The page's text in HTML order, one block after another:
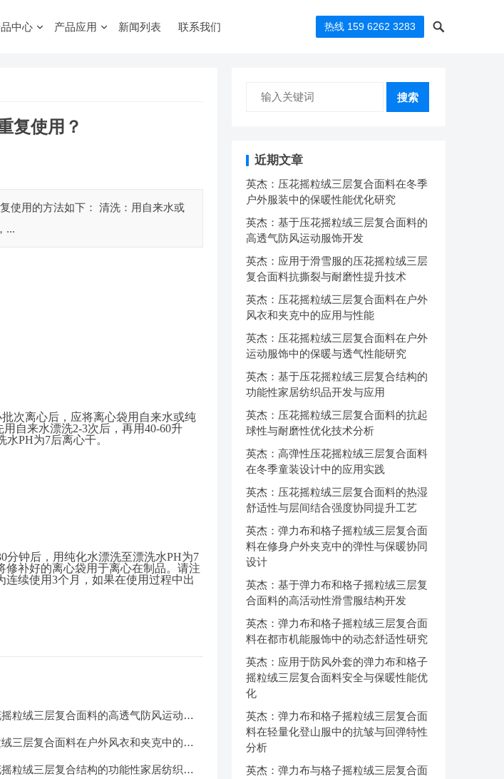
中心 产品应用 新闻列表 联系我们 热线 159 6262 3283
复使用？
使用的方法如下： 清洗：用自来水或
...
次离心后，应将离心袋用自来水或纯
自来水漂洗2-3次后，再用40-60升
PH为7后离心干。
分钟后，用纯化水漂洗至漂洗水PH为7
补好的离心袋用于离心在制品。请注
续使用3个月，如果在使用过程中出
粒绒三层复合面料的高透气防风运动服
三层复合面料在户外风衣和夹克中的应
粒绒三层复合结构的功能性家居纺织品
搜索
近期文章
英杰：压花摇粒绒三层复合面料在冬季
户外服装中的保暖性能优化研究
英杰：基于压花摇粒绒三层复合面料的
高透气防风运动服饰开发
英杰：应用于滑雪服的压花摇粒绒三层
复合面料抗撕裂与耐磨性提升技术
英杰：压花摇粒绒三层复合面料在户外
风衣和夹克中的应用与性能
英杰：压花摇粒绒三层复合面料在户外
运动服饰中的保暖与透气性能研究
英杰：基于压花摇粒绒三层复合结构的
功能性家居纺织品开发与应用
英杰：压花摇粒绒三层复合面料的抗起
球性与耐磨性优化技术分析
英杰：高弹性压花摇粒绒三层复合面料
在冬季童装设计中的应用实践
英杰：压花摇粒绒三层复合面料的热湿
舒适性与层间结合强度协同提升工艺
英杰：弹力布和格子摇粒绒三层复合面
料在修身户外夹克中的弹性与保暖协同
设计
英杰：基于弹力布和格子摇粒绒三层复
合面料的高活动性滑雪服结构开发
英杰：弹力布和格子摇粒绒三层复合面
料在都市机能服饰中的动态舒适性研究
英杰：应用于防风外套的弹力布和格子
摇粒绒三层复合面料安全与保暖性能优
化
英杰：弹力布和格子摇粒绒三层复合面
料在轻量化登山服中的抗皱与回弹特性
分析
英杰：弹力布与格子摇粒绒三层复合面